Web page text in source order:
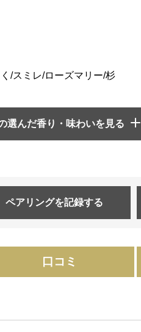
/スミレ/ローズマリー/杉
選んだ香り・味わいを見る
ペアリングを記録する
口コミ